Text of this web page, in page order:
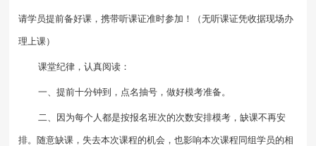
请学员提前备好课，携带听课证准时参加！（无听课证凭收据现场办
理上课）
课堂纪律，认真阅读：
一、提前十分钟到，点名抽号，做好模考准备。
二、因为每个人都是按报名班次的次数安排模考，缺课不再安
排。随意缺课，失去本次课程的机会，也影响本次课程同组学员的相